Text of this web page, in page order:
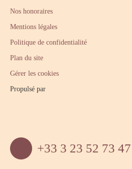
Nos honoraires
Mentions légales
Politique de confidentialité
Plan du site
Gérer les cookies
Propulsé par
+33 3 23 52 73 47